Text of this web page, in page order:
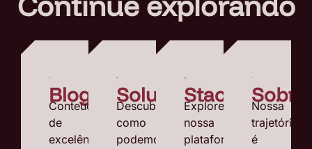
Blog
Conteúdos
de
excelência
Soluções
Descubra
como
podemos
StackSpot
Explore
nossa
plataforma
Sobre
Nossa
trajetória
é